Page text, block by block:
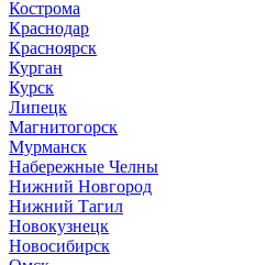
Кострома
Краснодар
Красноярск
Курган
Курск
Липецк
Магнитогорск
Мурманск
Набережные Челны
Нижний Новгород
Нижний Тагил
Новокузнецк
Новосибирск